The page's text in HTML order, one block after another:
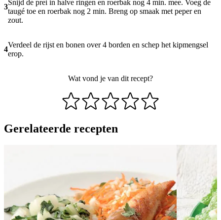
3
Snijd de prei in halve ringen en roerbak nog 4 min. mee. Voeg de
taugé toe en roerbak nog 2 min. Breng op smaak met peper en
zout.
4
Verdeel de rijst en bonen over 4 borden en schep het kipmengsel
erop.
Wat vond je van dit recept?
Gerelateerde recepten